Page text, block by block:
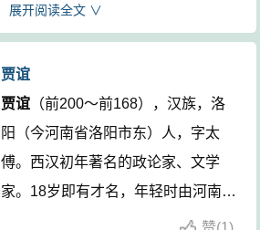
远走高飞。效法深渊中的神龙
底来保护自己；弃离了蟂獭去隐居
蟆与水蛭、蚯蚓？我所认为珍贵的
啊，要远离污浊的世界而自己隐
够被束缚而受羁绊啊，怎么能够
？盘桓在这样混乱的世上遭受祸难
自己虽然将居住在卑湿的长沙，或
仍不愿去自尽。
的差异，是因为他们具有不同
的是儒家杀身成仁的思想，理想不
命；而贾谊除具有儒家思想外，还
旷达精神。所以，如将两人的作
现在忧国忧民的忧患意识方面，
展开阅读全文 ∨
贾谊
贾谊 （前200～前168），汉族，洛
阳（今河南省洛阳市东）人，字太
傅。西汉初年著名的政论家、文学
家。18岁即有才名，年轻时由河南郡
守吴公推荐，20余岁被文帝召为博